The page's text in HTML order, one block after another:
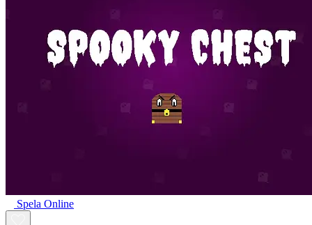
Spela Online